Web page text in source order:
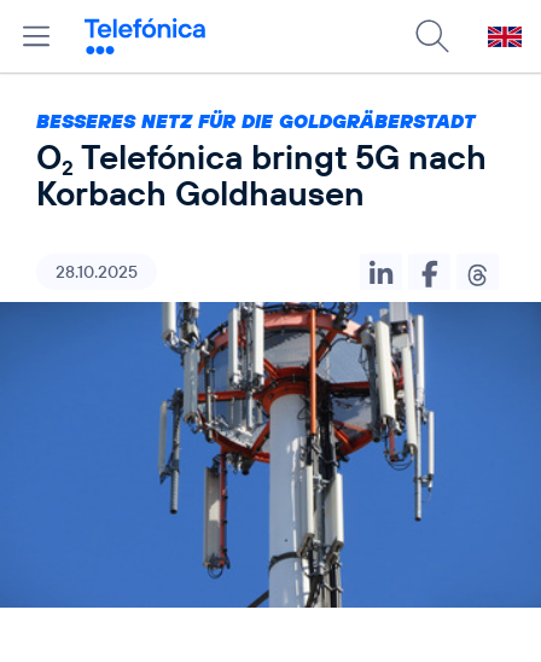
BESSERES NETZ FÜR DIE GOLDGRÄBERSTADT
O2 Telefónica bringt 5G nach
Korbach Goldhausen
28.10.2025